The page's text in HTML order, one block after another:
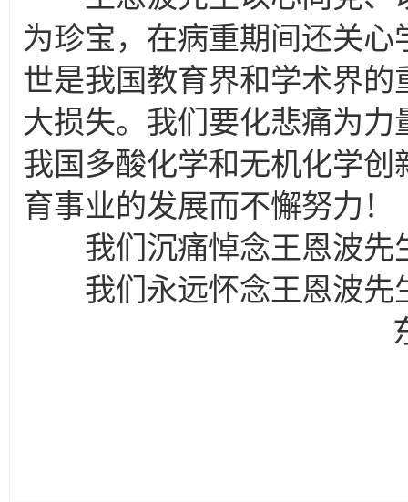
为珍宝，在病重期间还关
世是我国教育界和学术界
大损失。我们要化悲痛为
我国多酸化学和无机化学
育事业的发展而不懈努力！
我们沉痛悼念王恩波先
我们永远怀念王恩波先